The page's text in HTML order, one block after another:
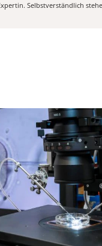
Selbstverständlich